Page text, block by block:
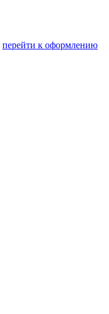
перейти к оформлению